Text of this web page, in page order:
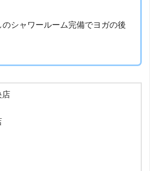
のシャワールーム完備でヨガの後
店